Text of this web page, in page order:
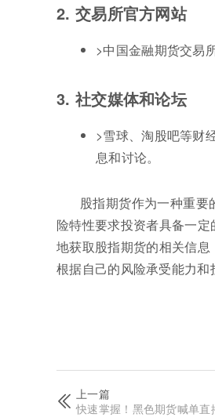
2. 交易所官方网站
>中国金融期货交易
3. 社交媒体和论坛
>雪球、淘股吧等财
息和讨论。
股指期货作为一种重
险特性要求投资者具备一
地获取股指期货的相关信
根据自己的风险承受能力和
上一篇
快速掌握！黑色期货喊单直